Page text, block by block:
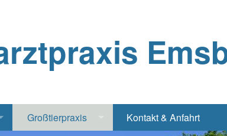
Großtierpraxis
Kontakt & Anfahrt